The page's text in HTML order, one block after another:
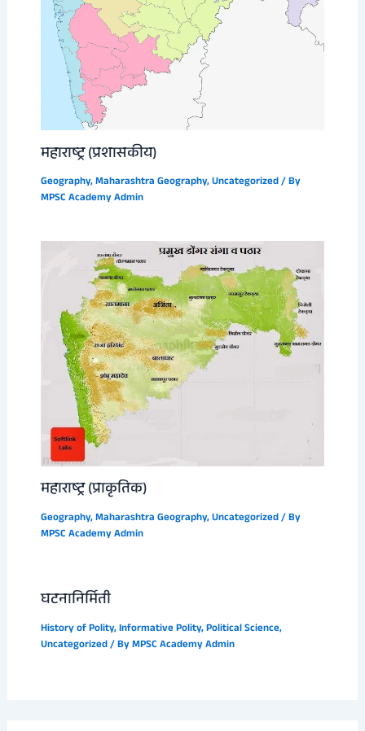
महाराष्ट्र (प्रशासकीय)
Geography,Maharashtra Geography,Uncategorized/ By
MPSC Academy Admin
महाराष्ट्र (प्राकृतिक)
Geography,Maharashtra Geography,Uncategorized/ By
MPSC Academy Admin
घटनानिर्मिती
History of Polity,Informative Polity,Political Science,
Uncategorized/ ByMPSC Academy Admin